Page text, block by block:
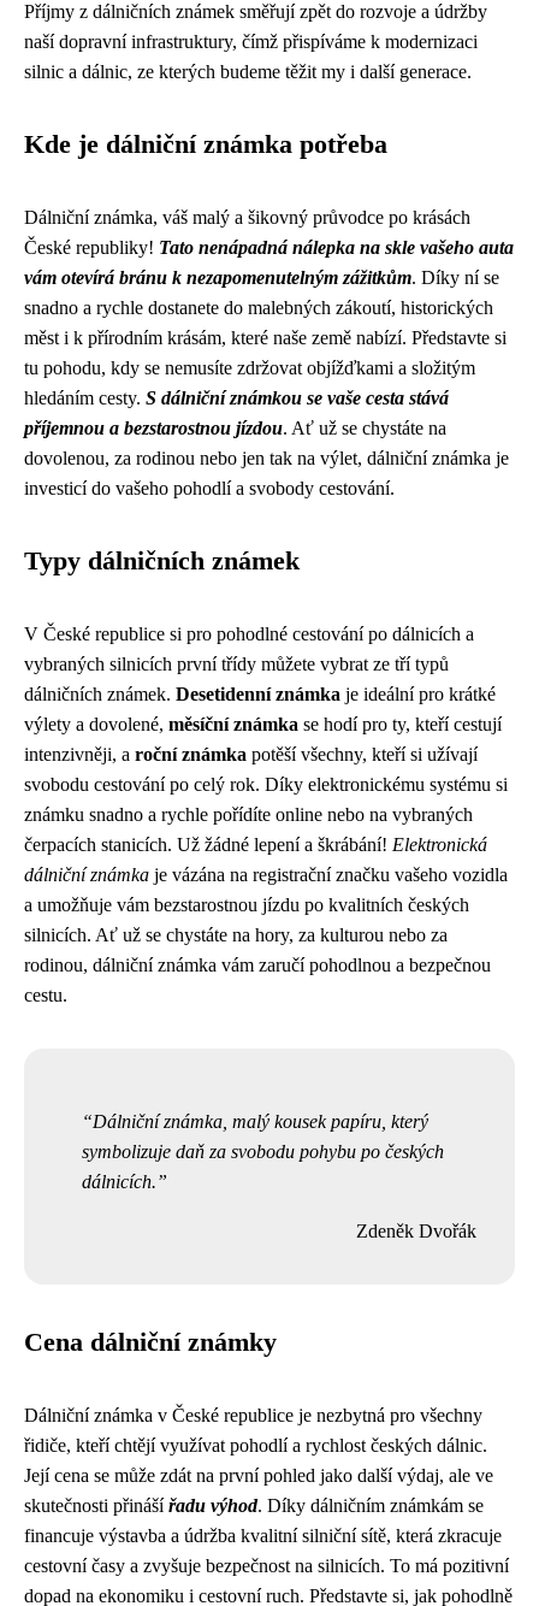
Příjmy z dálničních známek směřují zpět do rozvoje a údržby
naší dopravní infrastruktury, čímž přispíváme k modernizaci
silnic a dálnic, ze kterých budeme těžit my i další generace.
Kde je dálniční známka potřeba
Dálniční známka, váš malý a šikovný průvodce po krásách
České republiky! Tato nenápadná nálepka na skle vašeho auta
vám otevírá bránu k nezapomenutelným zážitkům. Díky ní se
snadno a rychle dostanete do malebných zákoutí, historických
měst i k přírodním krásám, které naše země nabízí. Představte si
tu pohodu, kdy se nemusíte zdržovat objížďkami a složitým
hledáním cesty. S dálniční známkou se vaše cesta stává
příjemnou a bezstarostnou jízdou. Ať už se chystáte na
dovolenou, za rodinou nebo jen tak na výlet, dálniční známka je
investicí do vašeho pohodlí a svobody cestování.
Typy dálničních známek
V České republice si pro pohodlné cestování po dálnicích a
vybraných silnicích první třídy můžete vybrat ze tří typů
dálničních známek. Desetidenní známka je ideální pro krátké
výlety a dovolené, měsíční známka se hodí pro ty, kteří cestují
intenzivněji, a roční známka potěší všechny, kteří si užívají
svobodu cestování po celý rok. Díky elektronickému systému si
známku snadno a rychle pořídíte online nebo na vybraných
čerpacích stanicích. Už žádné lepení a škrábání! Elektronická
dálniční známka je vázána na registrační značku vašeho vozidla
a umožňuje vám bezstarostnou jízdu po kvalitních českých
silnicích. Ať už se chystáte na hory, za kulturou nebo za
rodinou, dálniční známka vám zaručí pohodlnou a bezpečnou
cestu.
Dálniční známka, malý kousek papíru, který
symbolizuje daň za svobodu pohybu po českých
dálnicích.
Zdeněk Dvořák
Cena dálniční známky
Dálniční známka v České republice je nezbytná pro všechny
řidiče, kteří chtějí využívat pohodlí a rychlost českých dálnic.
Její cena se může zdát na první pohled jako další výdaj, ale ve
skutečnosti přinášířadu výhod. Díky dálničním známkám se
financuje výstavba a údržba kvalitní silniční sítě, která zkracuje
cestovní časy a zvyšuje bezpečnost na silnicích. To má pozitivní
dopad na ekonomiku i cestovní ruch. Představte si, jak pohodlně